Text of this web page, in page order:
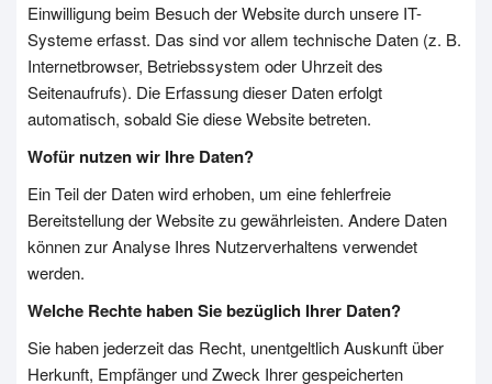
Einwilligung beim Besuch der Website durch unsere IT-
Systeme erfasst. Das sind vor allem technische Daten (z. B.
Internetbrowser, Betriebssystem oder Uhrzeit des
Seitenaufrufs). Die Erfassung dieser Daten erfolgt
automatisch, sobald Sie diese Website betreten.
Wofür nutzen wir Ihre Daten?
Ein Teil der Daten wird erhoben, um eine fehlerfreie
Bereitstellung der Website zu gewährleisten. Andere Daten
können zur Analyse Ihres Nutzerverhaltens verwendet
werden.
Welche Rechte haben Sie bezüglich Ihrer Daten?
Sie haben jederzeit das Recht, unentgeltlich Auskunft über
Herkunft, Empfänger und Zweck Ihrer gespeicherten